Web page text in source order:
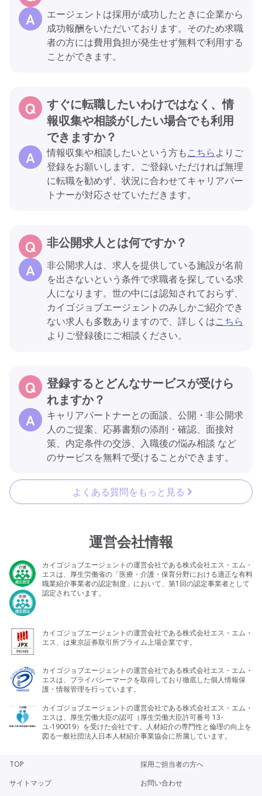
エージェントは採用が成功したときに企業から
成功報酬をいただいております。そのため求職
者の方には費用負担が発生せず無料で利用する
ことができます。
すぐに転職したいわけではなく、情
報収集や相談がしたい場合でも利用
できますか？
情報収集や相談したいという方もこちらよりご
登録をお願いします。ご登録いただければ無理
に転職を勧めず、状況に合わせてキャリアパー
トナーが対応させていただきます。
非公開求人とは何ですか？
非公開求人は、求人を提供している施設が名前
を出さないという条件で求職者を探している求
人になります。世の中には認知されておらず、
カイゴジョブエージェントのみしかご紹介でき
ない求人も多数ありますので、詳しくはこちら
よりご登録後にご相談ください。
登録するとどんなサービスが受けら
れますか？
キャリアパートナーとの面談、公開・非公開求
人のご提案、応募書類の添削・確認、面接対
策、内定条件の交渉、入職後の悩み相談 など
のサービスを無料で受けることができます。
よくある質問をもっと見る
運営会社情報
カイゴジョブエージェントの運営会社である株式会社エス・エム・
エスは、厚生労働省の「医療・介護・保育分野における適正な有料
職業紹介事業者の認定制度」において、第1回の認定事業者として
認定されています。
カイゴジョブエージェントの運営会社である株式会社エス・エム・
エス、は東京証券取引所プライム上場企業です。
カイゴジョブエージェントの運営会社である株式会社エス・エム・
エスは、プライバシーマークを取得しており徹底した個人情報保
護・情報管理を行っています。
カイゴジョブエージェントの運営会社である株式会社エス・エム・
エスは、厚生労働大臣の認可（厚生労働大臣許可番号 13-
ユ-190019）を受けた会社です。人材紹介の専門性と倫理の向上を
図る一般社団法人日本人材紹介事業協会に所属しています。
TOP
採用ご担当者の方へ
サイトマップ
お問い合わせ